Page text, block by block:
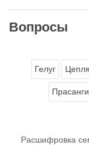
Вопросы
Гелуг
Расшифровка